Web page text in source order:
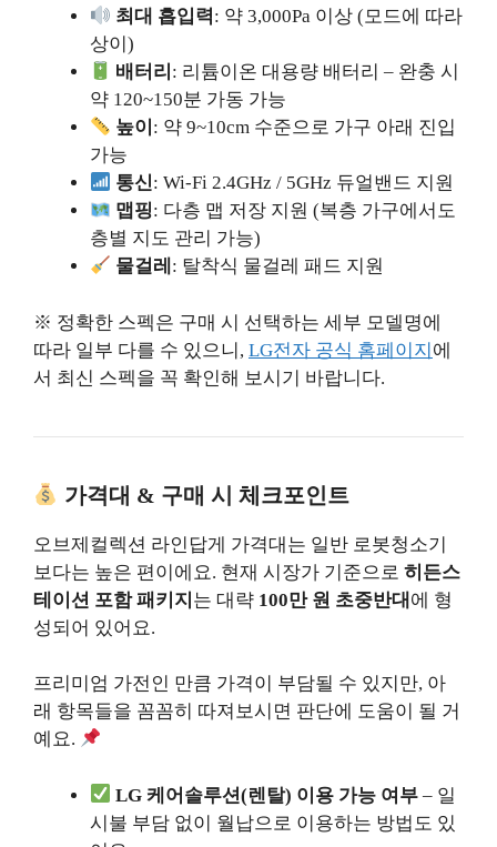
최대 흡입력: 약 3,000Pa 이상 (모드에 따라
상이)
배터리 : 리튬이온 대용량 배터리 – 완충 시
약 120~150분 가동 가능
높이 : 약 9~10cm 수준으로 가구 아래 진입
가능
통신: Wi-Fi 2.4GHz / 5GHz 듀얼밴드 지원
맵핑: 다층 맵 저장 지원 (복층 가구에서도
층별 지도 관리 가능)
물걸레 : 탈착식 물걸레 패드 지원
※ 정확한 스펙은 구매 시 선택하는 세부 모델명에
따라 일부 다를 수 있으니, LG전자 공식 홈페이지 에
서 최신 스펙을 꼭 확인해 보시기 바랍니다.
가격대 & 구매 시 체크포인트
오브제컬렉션 라인답게 가격대는 일반 로봇청소기
보다는 높은 편이에요. 현재 시장가 기준으로 히든스
테이션 포함 패키지 는 대략 100만 원 초중반대 에 형
성되어 있어요.
프리미엄 가전인 만큼 가격이 부담될 수 있지만, 아
래 항목들을 꼼꼼히 따져보시면 판단에 도움이 될 거
예요.
LG 케어솔루션(렌탈) 이용 가능 여부 – 일
시불 부담 없이 월납으로 이용하는 방법도 있